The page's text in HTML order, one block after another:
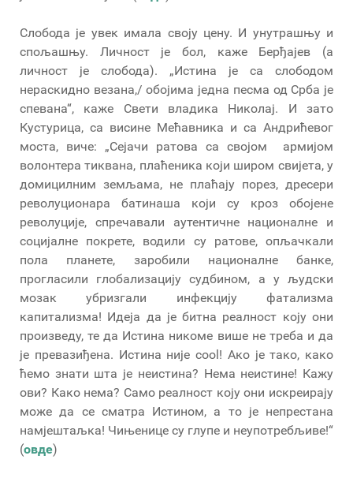
Слобода је увек имала своју цену. И унутрашњу и
спољашњу. Личност је бол, каже Берђајев (а
личност је слобода). „Истина је са слободом
нераскидно везана,/ обојима једна песма од Срба је
спевана“, каже Свети владика Николај. И зато
Кустурица, са висине Мећавника и са Андрићевог
моста, виче: „Сејачи ратова са својом армијом
волонтера тиквана, плаћеника који широм свијета, у
домицилним земљама, не плаћају порез, дресери
револуционара батинаша који су кроз обојене
револуције, спречавали аутентичне националне и
социјалне покрете, водили су ратове, опљачкали
пола планете, заробили националне банке,
прогласили глобализацију судбином, а у људски
мозак убризгали инфекцију фатализма
капитализма! Идеја да је битна реалност коју они
произведу, те да Истина никоме више не треба и да
је превазиђена. Истина није cool! Ако је тако, како
ћемо знати шта је неистина? Нема неистине! Кажу
ови? Како нема? Само реалност коју они искреирају
може да се сматра Истином, а то је непрестана
намјештаљка! Чињенице су глупе и неупотребљиве!“
(овде)